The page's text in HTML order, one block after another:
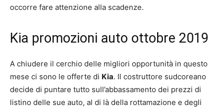
occorre fare attenzione alla scadenze.
Kia promozioni auto ottobre 2019
A chiudere il cerchio delle migliori opportunità in questo
mese ci sono le offerte di Kia. Il costruttore sudcoreano
decide di puntare tutto sull’abbassamento dei prezzi di
listino delle sue auto, al di là della rottamazione e degli